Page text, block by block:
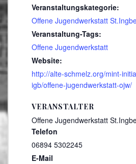
Veranstaltungskategorie:
Offene Jugendwerkstatt
Veranstaltung-Tags:
Offene Jugendwerkstatt
Website:
http://alte-schmelz.org/mint-
igb/offene-jugendwerkstatt-ojw/
VERANSTALTER
Offene Jugendwerkstatt
Telefon
06894 5302245
E-Mail